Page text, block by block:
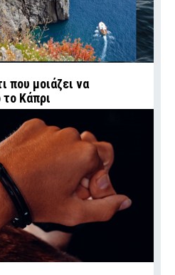
που μοιάζει να
Κάπρι